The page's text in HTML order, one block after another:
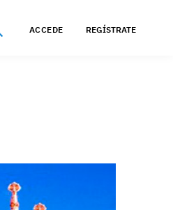
ACCEDE REGÍSTRATE